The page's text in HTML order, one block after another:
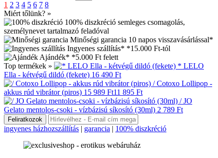
1 2 3 4 5 6 7 8
Miért tőlünk? »
100% diszkréció semleges csomagolás,
személynevet tartalmazó feladóval
Minőségi garancia 10 napos visszavásárlással*
Ingyenes szállítás* *15.000 Ft-tól
Ajándék* *5.000 Ft felett
Top termékek »
* LELO
Ella - kétvégű dildó (fekete) 16 490 Ft
/ Cotoxo Lollipop -
akkus rúd vibrátor (piros) 15 989 Ft11 895 Ft
/ JO
Gelato mentolos-csoki - vízbázisú síkosító (30ml) 2 789 Ft
ingyenes házhozszállítás | garancia | 100% diszkréció